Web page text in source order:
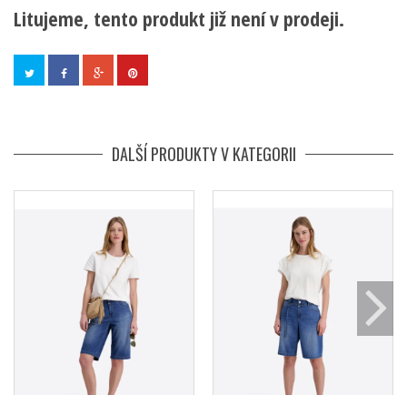
Litujeme, tento produkt již není v prodeji.
DALŠÍ PRODUKTY V KATEGORII